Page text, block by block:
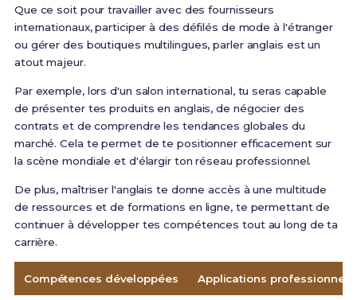
Que ce soit pour travailler avec des fournisseurs
internationaux, participer à des défilés de mode à l'étranger
ou gérer des boutiques multilingues, parler anglais est un
atout majeur.
Par exemple, lors d'un salon international, tu seras capable
de présenter tes produits en anglais, de négocier des
contrats et de comprendre les tendances globales du
marché. Cela te permet de te positionner efficacement sur
la scène mondiale et d'élargir ton réseau professionnel.
De plus, maîtriser l'anglais te donne accès à une multitude
de ressources et de formations en ligne, te permettant de
continuer à développer tes compétences tout au long de ta
carrière.
Compétences développées Applications